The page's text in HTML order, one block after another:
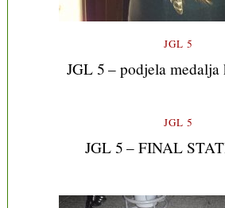
JGL 5
JGL 5 – podjela medalja
JGL 5
JGL 5 – FINAL